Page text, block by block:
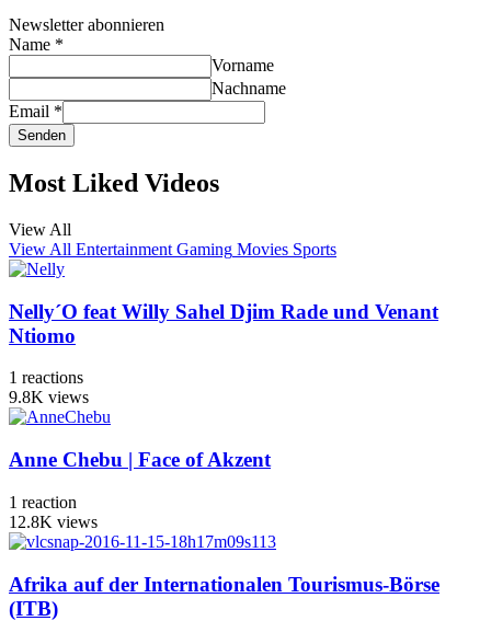
Newsletter abonnieren
Name *
Vorname
Nachname
Email *
Senden
Most Liked Videos
View All
View All Entertainment Gaming Movies Sports
Nelly´O feat Willy Sahel Djim Rade und Venant
Ntiomo
1 reactions
9.8K views
Anne Chebu | Face of Akzent
1 reaction
12.8K views
Afrika auf der Internationalen Tourismus-Börse
(ITB)